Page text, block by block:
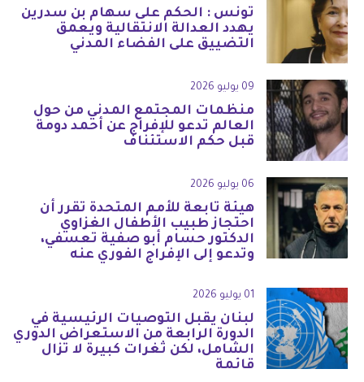
تونس : الحكم على سهام بن سدرين
يهدد العدالة الانتقالية ويعمق
التضييق على الفضاء المدني
09 يوليو 2026
منظمات المجتمع المدني من حول
العالم تدعو للإفراج عن أحمد دومة
قبل حكم الاستئناف
06 يوليو 2026
هيئة تابعة للأمم المتحدة تقرر أن
احتجاز طبيب الأطفال الغزاوي
الدكتور حسام أبو صفية تعسفي،
وتدعو إلى الإفراج الفوري عنه
01 يوليو 2026
لبنان يقبل التوصيات الرئيسية في
الدورة الرابعة من الاستعراض الدوري
الشامل، لكن ثغرات كبيرة لا تزال
قائمة